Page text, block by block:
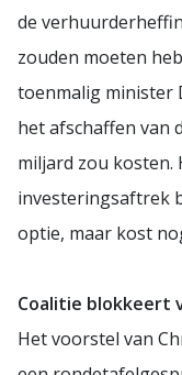
de
zouden moeten
toenmalig minister
het afschaffen van
miljard zou kosten.
investeringsaftrek
optie, maar kost
Coalitie blokkeert
Het voorstel van